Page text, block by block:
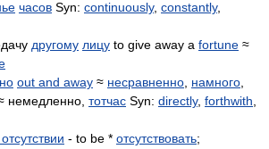
часов Syn: continuously, constantly,
другому лицу to give away a fortune ≈
out and away ≈ несравненно намного
немедленно, тотчас Syn: directly, forthwith
- to be * отсутствовать;